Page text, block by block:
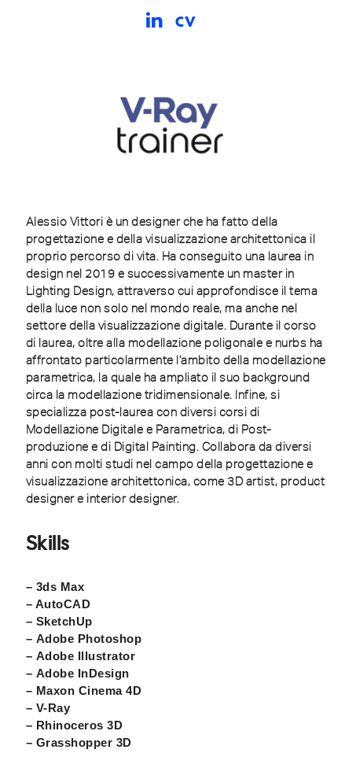
cv
Alessio Vittori è un designer che ha fatto della
progettazione e della visualizzazione architettonica il
proprio percorso di vita. Ha conseguito una laurea in
design nel 2019 e successivamente un master in
Lighting Design, attraverso cui approfondisce il tema
della luce non solo nel mondo reale, ma anche nel
settore della visualizzazione digitale. Durante il corso
di laurea, oltre alla modellazione poligonale e nurbs ha
affrontato particolarmente l’ambito della modellazione
parametrica, la quale ha ampliato il suo background
circa la modellazione tridimensionale. Infine, si
specializza post-laurea con diversi corsi di
Modellazione Digitale e Parametrica, di Post-
produzione e di Digital Painting. Collabora da diversi
anni con molti studi nel campo della progettazione e
visualizzazione architettonica, come 3D artist, product
designer e interior designer.
Skills
– 3ds Max
– AutoCAD
– SketchUp
– Adobe Photoshop
– Adobe Illustrator
– Adobe InDesign
– Maxon Cinema 4D
– V-Ray
– Rhinoceros 3D
– Grasshopper 3D